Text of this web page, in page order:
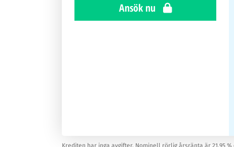
Ansök nu
Krediten har inga avgifter. Nominell rörlig årsränta är 21,95